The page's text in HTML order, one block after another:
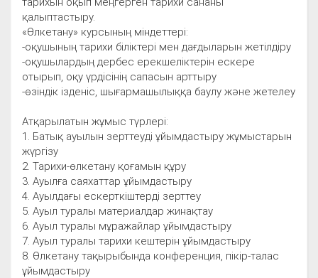
қалыптастыру.
«Өлкетану» курсының міндеттері:
-оқушының тарихи біліктері мен дағдыларын жетілдіру
-оқушылардың дербес ерекшеліктерін ескере
отырып, оқу үрдісінің сапасын арттыру
-өзіндік ізденіс, шығармашылыққа баулу және жетелеу
Атқарылатын жұмыс түрлері:
1. Батық ауылын зерттеуді ұйымдастыру жұмыстарын
жүргізу
2. Тарихи-өлкетану қоғамын құру
3. Ауылға саяхаттар ұйымдастыру
4. Ауылдағы ескерткіштерді зерттеу
5. Ауыл туралы материалдар жинақтау
6. Ауыл туралы мұражайлар ұйымдастыру
7. Ауыл туралы тарихи кештерін ұйымдастыру
8. Өлкетану тақырыбында конференция, пікір-талас
ұйымдастыру